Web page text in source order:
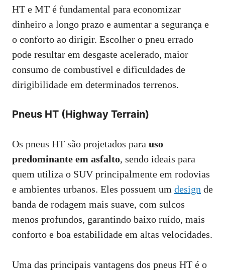
HT e MT é fundamental para economizar
dinheiro a longo prazo e aumentar a segurança e
o conforto ao dirigir. Escolher o pneu errado
pode resultar em desgaste acelerado, maior
consumo de combustível e dificuldades de
dirigibilidade em determinados terrenos.
Pneus HT (Highway Terrain)
Os pneus HT são projetados para uso
predominante em asfalto, sendo ideais para
quem utiliza o SUV principalmente em rodovias
e ambientes urbanos. Eles possuem um design de
banda de rodagem mais suave, com sulcos
menos profundos, garantindo baixo ruído, mais
conforto e boa estabilidade em altas velocidades.
Uma das principais vantagens dos pneus HT é o